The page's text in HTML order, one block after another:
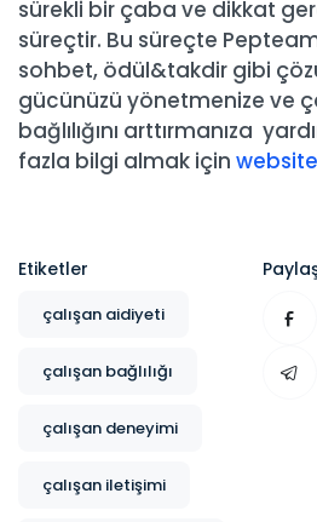
sürekli bir çaba ve dikkat
süreçtir. Bu süreçte
sohbet, ödül&takdir gibi
gücünüzü yönetmenize ve
bağlılığını arttırmanıza
fazla bilgi almak için
Etiketler
çalışan aidiyeti
çalışan bağlılığı
çalışan deneyimi
çalışan iletişimi